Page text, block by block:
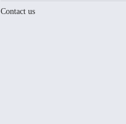
Contact us